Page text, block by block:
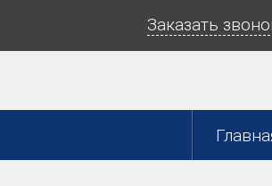
Заказать